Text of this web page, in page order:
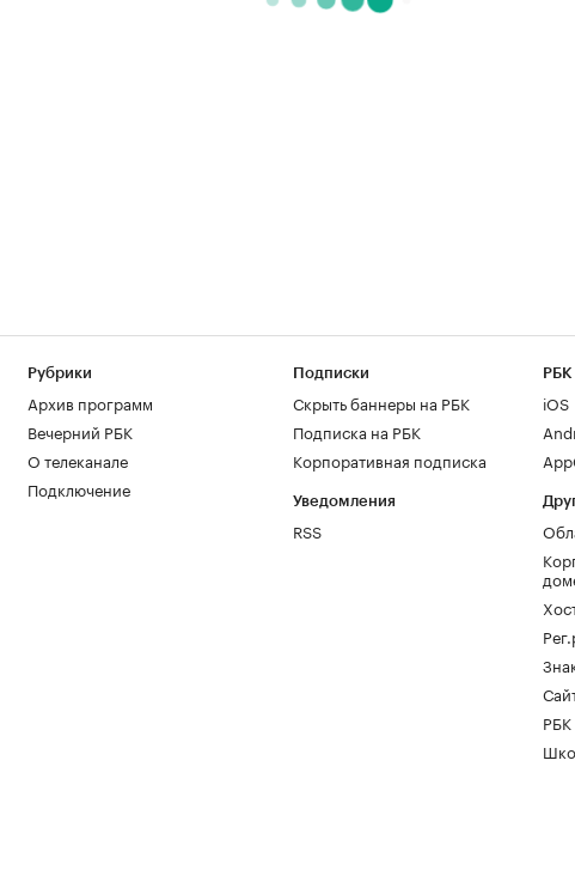
Рубрики
Архив программ
Вечерний РБК
О телеканале
Подключение
Подписки
Скрыть баннеры на РБК
Подписка на РБК
Корпоративная подписка
Уведомления
RSS
РБК
iOS